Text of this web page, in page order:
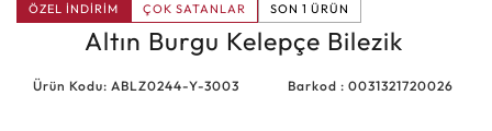
ÖZEL İNDİRİM ÇOK SATANLAR SON 1 ÜRÜN
Altın Burgu Kelepçe Bilezik
Ürün Kodu: ABLZ0244-Y-3003 Barkod : 0031321720026